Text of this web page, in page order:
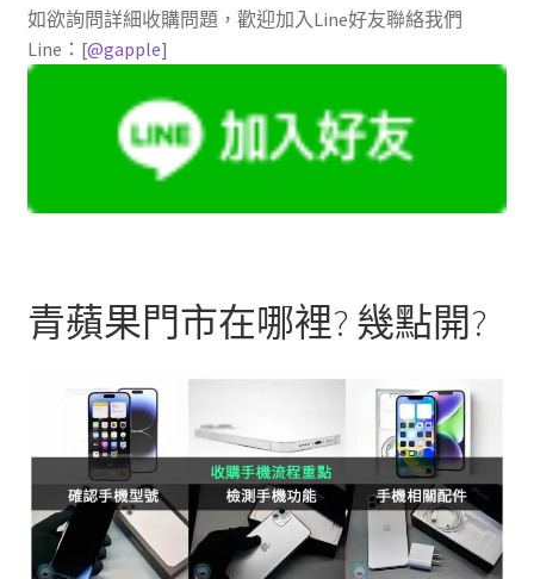
如欲詢問詳細收購問題，歡迎加入Line好友聯絡我們
Line：[@gapple]
青蘋果門市在哪裡? 幾點開?